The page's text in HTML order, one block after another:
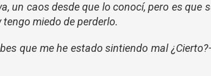
un caos desde que lo conocí, pero es que
tengo miedo de perderlo.
que me he estado sintiendo mal